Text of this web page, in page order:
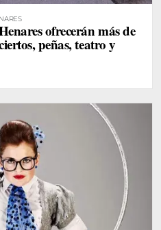
ofrecerán más de
peñas, teatro y